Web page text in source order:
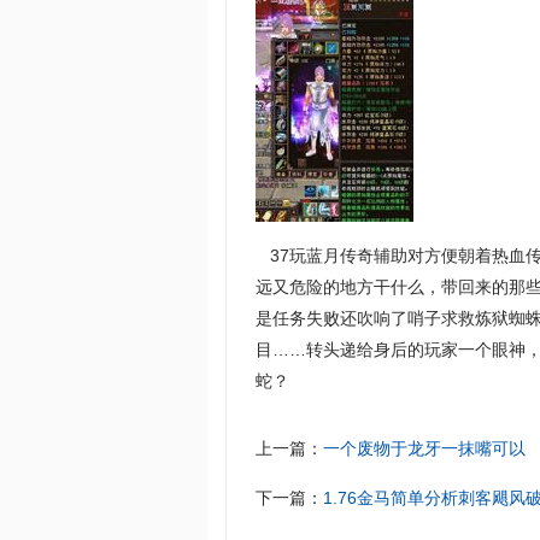
37玩蓝月传奇辅助对方便朝着热血
远又危险的地方干什么，带回来的那
是任务失败还吹响了哨子求救炼狱蜘
目……转头递给身后的玩家一个眼神
蛇？
上一篇：一个废物于龙牙一抹嘴可以
下一篇： 1.76金马简单分析刺客飓风